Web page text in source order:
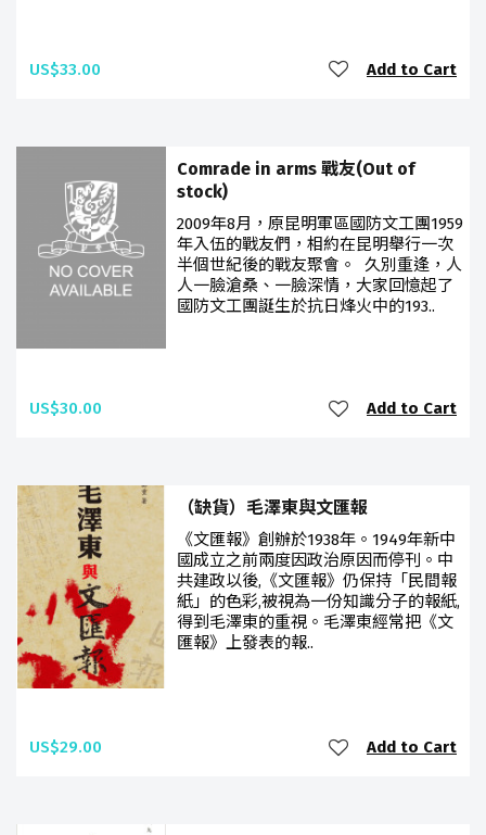
US$33.00 Add to Cart
Comrade in arms 戰友(Out of
stock)
2009年8月，原昆明軍區國防文工團1959
年入伍的戰友們，相約在昆明舉行一次
半個世紀後的戰友聚會。 久別重逢，人
人一臉滄桑、一臉深情，大家回憶起了
國防文工團誕生於抗日烽火中的193..
US$30.00 Add to Cart
（缺貨）毛澤東與文匯報
《文匯報》創辦於1938年。1949年新中
國成立之前兩度因政治原因而停刊。中
共建政以後,《文匯報》仍保持「民間報
紙」的色彩,被視為一份知識分子的報紙,
得到毛澤東的重視。毛澤東經常把《文
匯報》上發表的報..
US$29.00 Add to Cart